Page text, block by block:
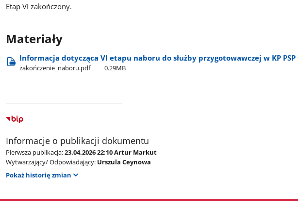
Etap VI zakończony.
Materiały
Informacja dotycząca VI etapu naboru do służby przygotowawczej w KP PSP
zakończenie​_naboru.pdf 0.29MB
Informacje o publikacji dokumentu
Pierwsza publikacja:23.04.2026 22:10 Artur Markut
Wytwarzający/ Odpowiadający: Urszula Ceynowa
Pokaż historię zmian